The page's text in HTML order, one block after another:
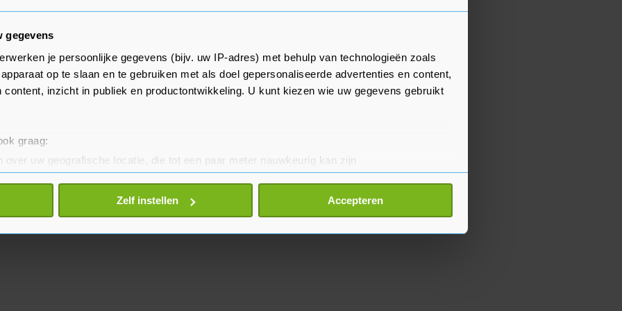
gegevens
je persoonlijke gegevens (bijv. uw IP-adres) met behulp van technologieën zoals
op te slaan en te gebruiken met als doel gepersonaliseerde advertenties en content,
content, inzicht in publiek en productontwikkeling. U kunt kiezen wie uw gegevens gebruikt
graag:
over uw geografische locatie, die tot een paar meter nauwkeurig kan zijn
door het actief te scannen op specifieke eigenschappen (fingerprinting)
gegevens worden verwerkt en stel uw voorkeuren in het
detailgedeelte
of intrekken in de Cookieverklaring.
Zelf instellen Accepteren
hij het met dubbel 10.
voor mij. Ik liep de hele tijd
Gerwen. "Ik wilde goed
niet. Het meest belangrijke was
blij met mijn optreden, maar